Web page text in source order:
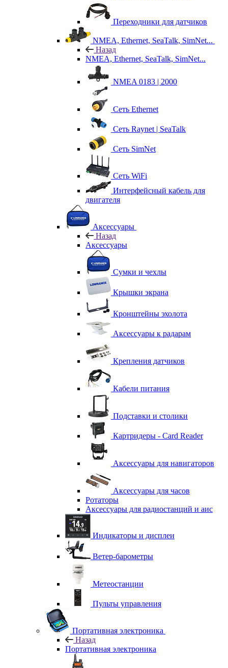
Переходники для датчиков
NMEA, Ethernet, SeaTalk, SimNet...
Назад
NMEA, Ethernet, SeaTalk, SimNet...
NMEA 0183 | 2000
Сеть Ethernet
Сеть Raynet | SeaTalk
Сеть SimNet
Сеть WiFi
Интерфейсный кабель для
двигателя
Аксессуары
Назад
Аксессуары
Сумки и чехлы
Крышки экрана
Кронштейны эхолота
Аксессуары к радарам
Крепления датчиков
Кабели питания
Подставки и столики
Картридеры - Card Reader
Аксессуары для навигаторов
Аксессуары для часов
Ротаторы
Аксессуары для радиостанций и аис
Индикаторы и дисплеи
Ветер-барометры
Метеостанции
Пульты управления
Портативная электроника
Назад
Портативная электроника